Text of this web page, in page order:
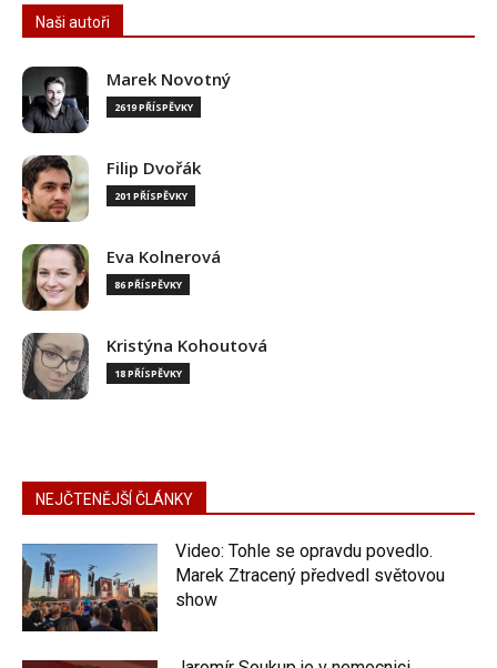
Naši autoři
Marek Novotný
2619 PŘÍSPĚVKY
Filip Dvořák
201 PŘÍSPĚVKY
Eva Kolnerová
86 PŘÍSPĚVKY
Kristýna Kohoutová
18 PŘÍSPĚVKY
NEJČTENĚJŠÍ ČLÁNKY
Video: Tohle se opravdu povedlo.
Marek Ztracený předvedl světovou
show